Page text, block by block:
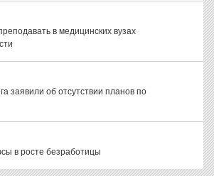
в медицинских вузах
заявили об отсутствии планов по
в росте безработицы